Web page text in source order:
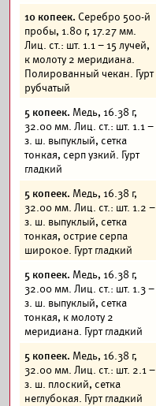
10 копеек. Серебро 500-й
пробы, 1.80 г, 17.27 мм.
Лиц. ст.: шт. 1.1 – 15 лучей,
к молоту 2 меридиана.
Полированный чекан. Гурт
рубчатый
5 копеек. Медь, 16.38 г,
32.00 мм. Лиц. ст.: шт. 1.1 –
з. ш. выпуклый, сетка
тонкая, серп узкий. Гурт
гладкий
5 копеек. Медь, 16.38 г,
32.00 мм. Лиц. ст.: шт. 1.2 –
з. ш. выпуклый, сетка
тонкая, острие серпа
широкое. Гурт гладкий
5 копеек. Медь, 16.38 г,
32.00 мм. Лиц. ст.: шт. 1.3 –
з. ш. выпуклый, сетка
тонкая, к молоту 2
меридиана. Гурт гладкий
5 копеек. Медь, 16.38 г,
32.00 мм. Лиц. ст.: шт. 2.1 –
з. ш. плоский, сетка
неглубокая. Гурт гладкий